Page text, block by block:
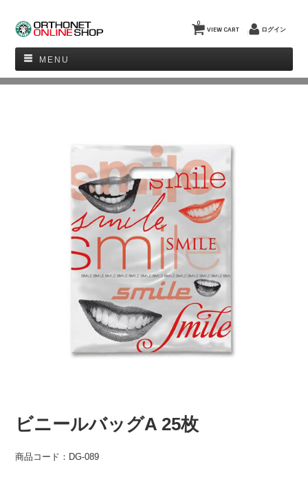
VIEW CART
0
ログイン
MENU
ビニールバッグA 25枚
商品コード：DG-089